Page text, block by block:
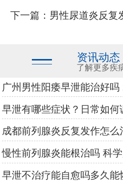
下一篇： 男性尿道炎反复
资讯动态
了解更多疾
广州男性阳痿早泄能治好
早泄有哪些症状？日常如何
成都前列腺炎反复发作怎
慢性前列腺炎能根治吗 科
早泄不治疗能自愈吗多久能